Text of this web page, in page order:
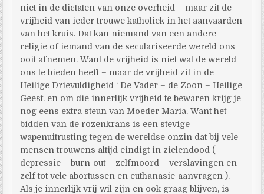
niet in de dictaten van onze overheid – maar zit de
vrijheid van ieder trouwe katholiek in het aanvaarden
van het kruis. Dat kan niemand van een andere
religie of iemand van de seculariseerde wereld ons
ooit afnemen. Want de vrijheid is niet wat de wereld
ons te bieden heeft – maar de vrijheid zit in de
Heilige Drievuldigheid ‘ De Vader – de Zoon – Heilige
Geest. en om die innerlijk vrijheid te bewaren krijg je
nog eens extra steun van Moeder Maria. Want het
bidden van de rozenkrans is een stevige
wapenuitrusting tegen de wereldse onzin dat bij vele
mensen trouwens altijd eindigt in zielendood (
depressie – burn-out – zelfmoord – verslavingen en
zelf tot vele abortussen en euthanasie-aanvragen ).
Als je innerlijk vrij wil zijn en ook graag blijven, is